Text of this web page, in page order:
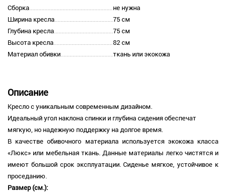
Сборка
не нужна
Ширина кресла
75 см
Глубина кресла
75 см
Высота кресла
82 см
Материал обивки
ткань или экокожа
Описание
Кресло с уникальным современным дизайном.
Идеальный угол наклона спинки и глубина сидения обеспечат
мягкую, но надежную поддержку на долгое время.
В качестве обивочного материала используется экокожа класса
«Люкс» или мебельная ткань. Данные материалы легко чистятся и
имеют большой срок эксплуатации. Сиденье мягкое, устойчивое к
проседанию.
Размер (см.):